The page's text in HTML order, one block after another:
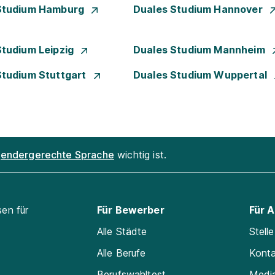
Hamburg Duales Studium Hannover
Leipzig Duales Studium Mannheim
Stuttgart Duales Studium Wuppertal
Sprache wichtig ist.
für
Für Bewerber
Alle Städte
Alle Berufe
Für